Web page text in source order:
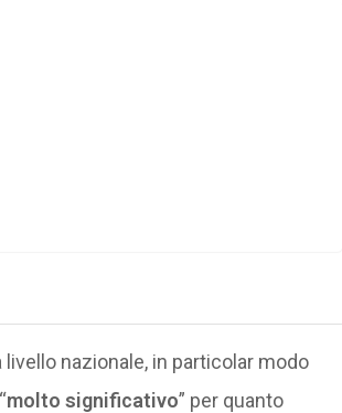
nazionale, in particolar modo
molto significativo” per quanto